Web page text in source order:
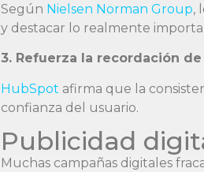
Según Nielsen Norman Group,
y destacar lo realmente
3. Refuerza la recordación
HubSpot afirma que la
confianza del usuario.
Publicidad
Muchas campañas digitales